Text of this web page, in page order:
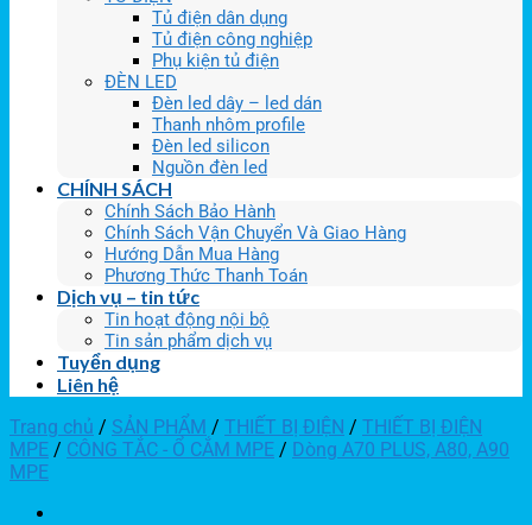
Tủ điện dân dụng
Tủ điện công nghiệp
Phụ kiện tủ điện
ĐÈN LED
Đèn led dây – led dán
Thanh nhôm profile
Đèn led silicon
Nguồn đèn led
CHÍNH SÁCH
Chính Sách Bảo Hành
Chính Sách Vận Chuyển Và Giao Hàng
Hướng Dẫn Mua Hàng
Phương Thức Thanh Toán
Dịch vụ – tin tức
Tin hoạt động nội bộ
Tin sản phẩm dịch vụ
Tuyển dụng
Liên hệ
Trang chủ / SẢN PHẨM / THIẾT BỊ ĐIỆN / THIẾT BỊ ĐIỆN
MPE / CÔNG TẮC - Ổ CẮM MPE / Dòng A70 PLUS, A80, A90
MPE